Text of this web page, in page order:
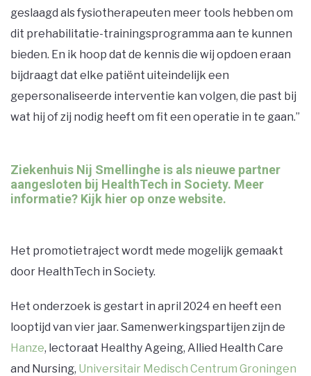
geslaagd als fysiotherapeuten meer tools hebben om
dit prehabilitatie-trainingsprogramma aan te kunnen
bieden. En ik hoop dat de kennis die wij opdoen eraan
bijdraagt dat elke patiënt uiteindelijk een
gepersonaliseerde interventie kan volgen, die past bij
wat hij of zij nodig heeft om fit een operatie in te gaan.’’
Ziekenhuis Nij Smellinghe is als nieuwe partner
aangesloten bij HealthTech in Society. Meer
informatie? Kijk hier op onze website.
Het promotietraject wordt mede mogelijk gemaakt
door HealthTech in Society.
Het onderzoek is gestart in april 2024 en heeft een
looptijd van vier jaar. Samenwerkingspartijen zijn de
Hanze, lectoraat Healthy Ageing, Allied Health Care
and Nursing, Universitair Medisch Centrum Groningen